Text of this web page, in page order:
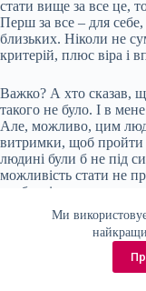
Ми
стати вище за все це,
Перш за все – для себе,
близьких. Ніколи не
критерій, плюс віра і
Важко? А хто сказав,
такого не було. І в
Але, можливо, цим
витримки, щоб пройти
людині були б не під
можливість стати не
особистістю.
– Чи достатньо зараз